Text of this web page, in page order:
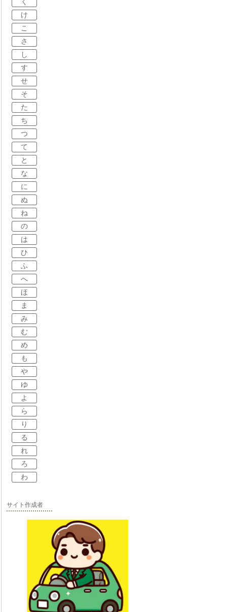
く
け
こ
さ
し
す
せ
そ
た
ち
つ
て
と
な
に
ぬ
ね
の
は
ひ
ふ
へ
ほ
ま
み
む
め
も
や
ゆ
よ
ら
り
る
れ
ろ
わ
サイト作成者